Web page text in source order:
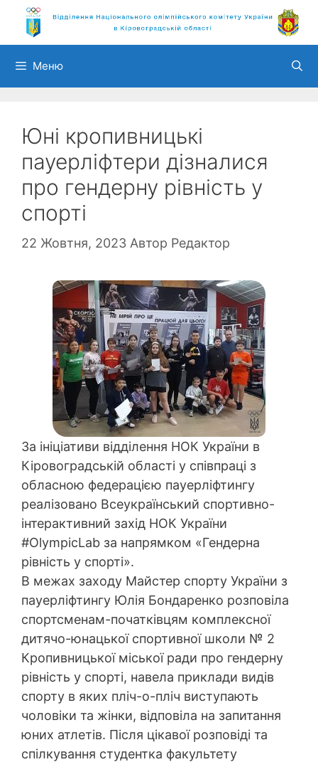
Перейти
вмісту
Меню
Юні кропивницькі
пауерліфтери дізналися
про гендерну рівність у
спорті
22 Жовтня, 2023 Автор Редактор
За ініціативи відділення НОК України в
Кіровоградській області у співпраці з
обласною федерацією пауерліфтингу
реалізовано Всеукраїнський спортивно-
інтерактивний захід НОК України
#OlympicLab за напрямком «Гендерна
рівність у спорті».
В межах заходу Майстер спорту України з
пауерліфтингу Юлія Бондаренко розповіла
спортсменам-початківцям комплексної
дитячо-юнацької спортивної школи № 2
Кропивницької міської ради про гендерну
рівність у спорті, навела приклади видів
спорту в яких пліч-о-пліч виступають
чоловіки та жінки, відповіла на запитання
юних атлетів. Після цікавої розповіді та
спілкування студентка факультету